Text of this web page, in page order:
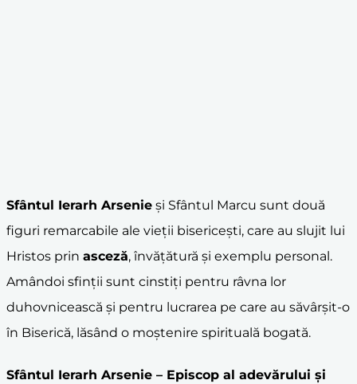
Sfântul Ierarh Arsenie și Sfântul Marcu sunt două
figuri remarcabile ale vieții bisericești, care au slujit lui
Hristos prin asceză, învățătură și exemplu personal.
Amândoi sfinții sunt cinstiți pentru râvna lor
duhovnicească și pentru lucrarea pe care au săvârșit-o
în Biserică, lăsând o moștenire spirituală bogată.
Sfântul Ierarh Arsenie – Episcop al adevărului și